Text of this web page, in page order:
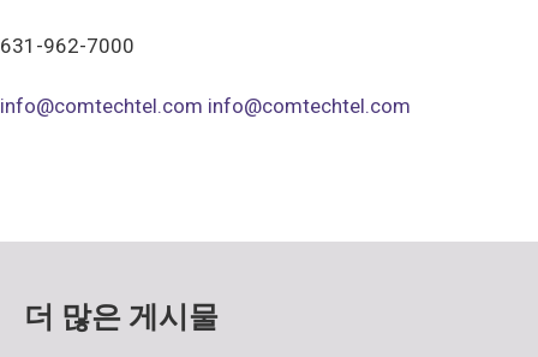
631-962-7000
info@comtechtel.com info@comtechtel.com
더 많은 게시물